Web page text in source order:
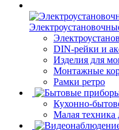
DIN-рейки и
Изделия для
Монтажные
Рамки ретро
Кухонно-
Малая техника